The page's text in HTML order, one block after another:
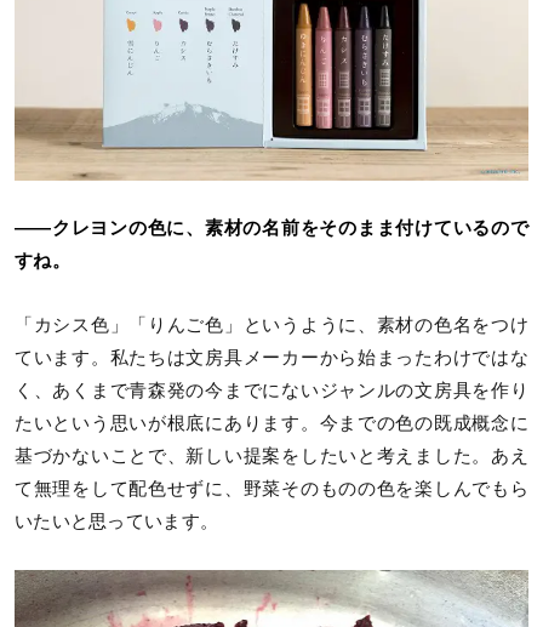
――クレヨンの色に、素材の名前をそのまま付けているので
すね。
「カシス色」「りんご色」というように、素材の色名をつけ
ています。私たちは文房具メーカーから始まったわけではな
く、あくまで青森発の今までにないジャンルの文房具を作り
たいという思いが根底にあります。今までの色の既成概念に
基づかないことで、新しい提案をしたいと考えました。あえ
て無理をして配色せずに、野菜そのものの色を楽しんでもら
いたいと思っています。